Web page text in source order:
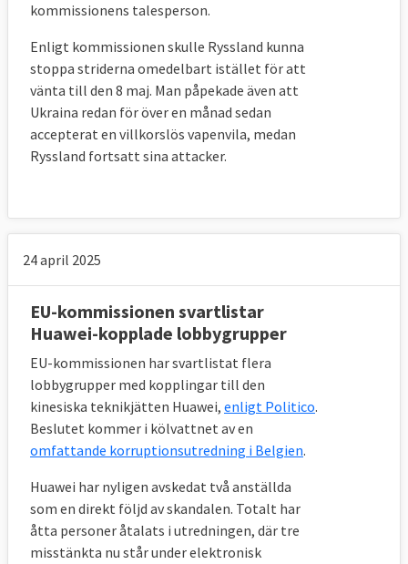
kommissionens talesperson.
Enligt kommissionen skulle Ryssland kunna
stoppa striderna omedelbart istället för att
vänta till den 8 maj. Man påpekade även att
Ukraina redan för över en månad sedan
accepterat en villkorslös vapenvila, medan
Ryssland fortsatt sina attacker.
24 april 2025
EU-kommissionen svartlistar
Huawei-kopplade lobbygrupper
EU-kommissionen har svartlistat flera
lobbygrupper med kopplingar till den
kinesiska teknikjätten Huawei, enligt Politico.
Beslutet kommer i kölvattnet av en
omfattande korruptionsutredning i Belgien.
Huawei har nyligen avskedat två anställda
som en direkt följd av skandalen. Totalt har
åtta personer åtalats i utredningen, där tre
misstänkta nu står under elektronisk